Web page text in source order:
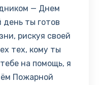
— Днем
ты готов
рискуя своей
тех, кому ты
на помощь, я
Пожарной